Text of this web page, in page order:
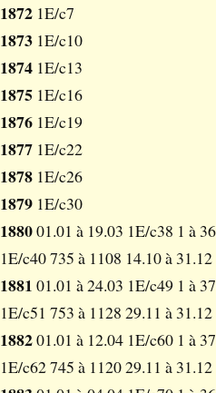
1872 1E/c7
1873 1E/c10
1874 1E/c13
1875 1E/c16
1876 1E/c19
1877 1E/c22
1878 1E/c26
1879 1E/c30
188001.01 à 19.03 1E/c38 1 à
1E/c40 735 à 1108 14.10 à
1881 01.01 à 24.03 1E/c49 1 à
1E/c51 753 à 1128 29.11 à
188201.01 à 12.04 1E/c60 1 à
1E/c62 745 à 1120 29.11 à